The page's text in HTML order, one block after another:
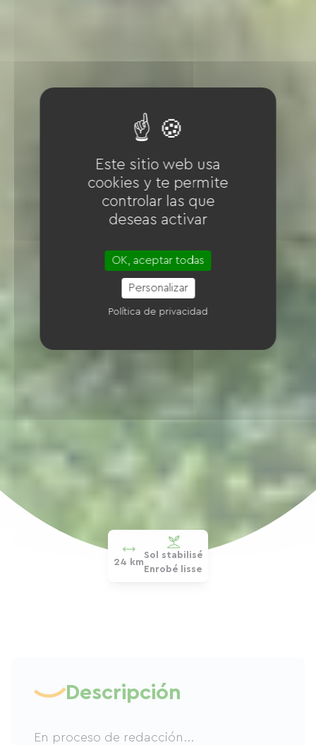
24 km
Sol stabilisé
Enrobé lisse
Descripción
En proceso de redacción...
Este sitio web usa
cookies y te permite
controlar las que
deseas activar
OK, aceptar todas
Personalizar
Política de privacidad